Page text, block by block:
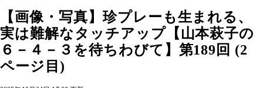
【画像・写真】珍プレーも生まれる、
実は難解なタッチアップ【山本萩子の
６－４－３を待ちわびて】第189回 (2
ページ目)